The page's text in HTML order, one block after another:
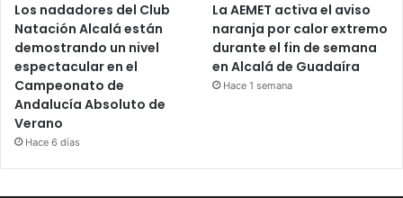
Los nadadores del Club
Natación Alcalá están
demostrando un nivel
espectacular en el
Campeonato de
Andalucía Absoluto de
Verano
Hace 6 días
La AEMET activa el aviso
naranja por calor extremo
durante el fin de semana
en Alcalá de Guadaíra
Hace 1 semana